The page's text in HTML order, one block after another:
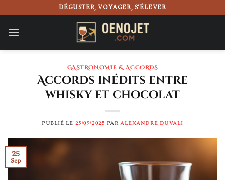
au
contenu
DÉGUSTER, VOYAGER, S’ÉLEVER
GASTRONOMIE & ACCORDS
Accords inédits entre
whisky et chocolat
PUBLIÉ LE 25/09/2025 PARALEXANDRE DUVALI
25
Sep